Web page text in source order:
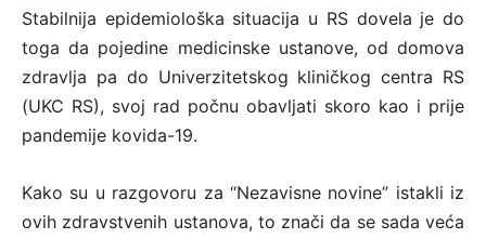
Stabilnija epidemiološka situacija u RS dovela je do
toga da pojedine medicinske ustanove, od domova
zdravlja pa do Univerzitetskog kliničkog centra RS
(UKC RS), svoj rad počnu obavljati skoro kao i prije
pandemije kovida-19.
Kako su u razgovoru za “Nezavisne novine” istakli iz
ovih zdravstvenih ustanova, to znači da se sada veća